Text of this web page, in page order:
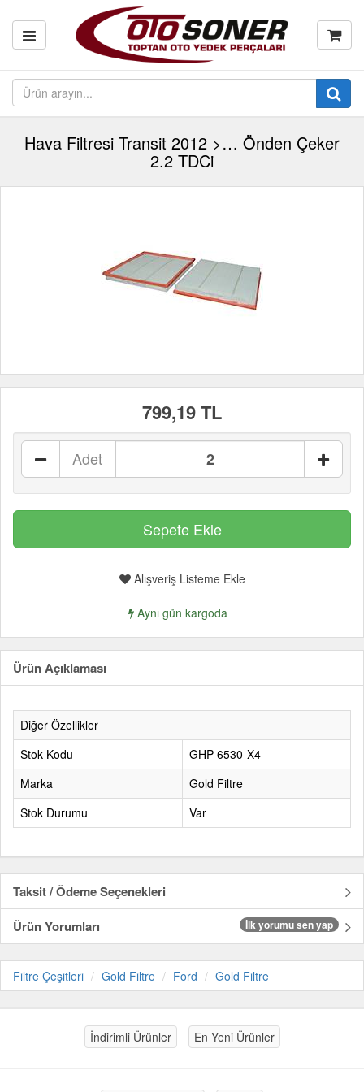
Hava Filtresi Transit 2012 >… Önden Çeker
2.2 TDCi
799,19 TL
Adet
Alışveriş Listeme Ekle
Aynı gün kargoda
Ürün Açıklaması
Diğer Özellikler
Stok Kodu
GHP-6530-X4
Marka
Gold Filtre
Stok Durumu
Var
Taksit / Ödeme Seçenekleri
Ürün Yorumları
İlk yorumu sen yap
Filtre Çeşitleri Gold Filtre Ford Gold Filtre
İndirimli Ürünler En Yeni Ürünler